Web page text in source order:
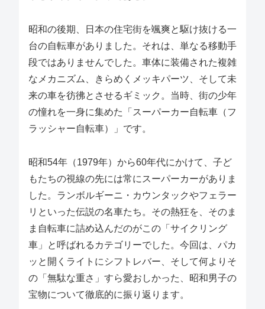
昭和の後期、日本の住宅街を颯爽と駆け抜ける一
台の自転車がありました。それは、単なる移動手
段ではありませんでした。車体に装備された複雑
なメカニズム、きらめくメッキパーツ、そして未
来の車を彷彿とさせるギミック。当時、街の少年
の憧れを一身に集めた「スーパーカー自転車（フ
ラッシャー自転車）」です。
昭和54年（1979年）から60年代にかけて、子ど
もたちの視線の先には常にスーパーカーがありま
した。ランボルギーニ・カウンタックやフェラー
リといった伝説の名車たち。その熱狂を、そのま
ま自転車に詰め込んだのがこの「サイクリング
車」と呼ばれるカテゴリーでした。今回は、パカ
ッと開くライトにシフトレバー、そして何よりそ
の「無駄な重さ」すら愛おしかった、昭和男子の
宝物について徹底的に振り返ります。